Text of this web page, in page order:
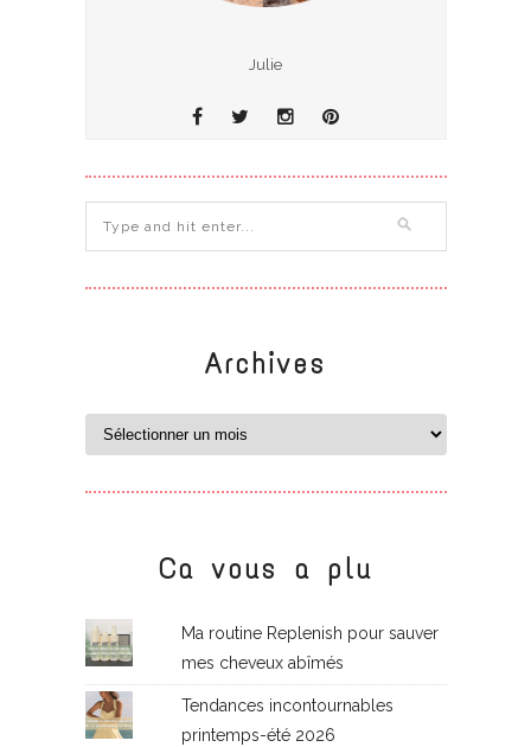
Julie
Archives
Ca vous a plu
Ma routine Replenish pour sauver
mes cheveux abîmés
Tendances incontournables
printemps-été 2026